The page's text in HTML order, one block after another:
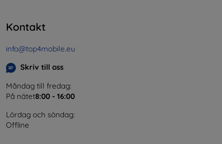
Kontakt
info@top4mobile.eu
Skriv till oss
Måndag till fredag:
På nätet8:00 - 16:00
Lördag och söndag:
Offline